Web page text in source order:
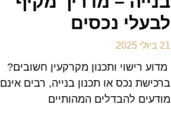
לבעלי נכסים
21 ביולי 2025
מדוע רישוי ותכנון מקרקעין חשובים?
ברכישת נכס או תכנון בנייה, רבים אינם
מודעים להבדלים המהותיים